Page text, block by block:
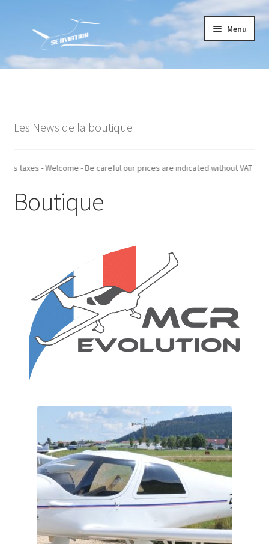
la
navigation
contenu
Menu
Accueil
Conditions générales de vente
Mon compte
Paiement
Recommandations techniques
Les News de la boutique
hors taxes - Welcome - Be careful our prices are indicated
Boutique